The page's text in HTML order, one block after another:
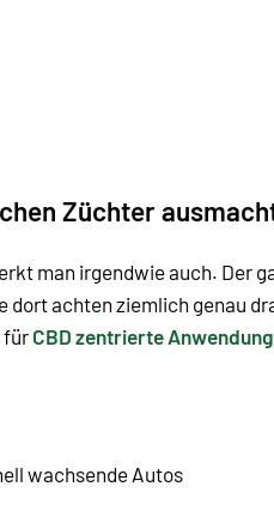
Züchter
man irgendwie auch. Der
achten ziemlich genau
für CBD zentrierte
wachsende Autos